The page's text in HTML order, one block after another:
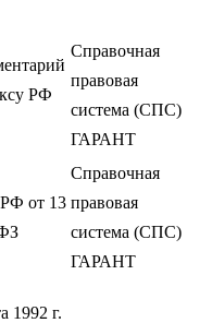
РФ
Справочная
правовая
система (СПС)
ГАРАНТ
от 13
Справочная
правовая
система (СПС)
ГАРАНТ
1992 г.